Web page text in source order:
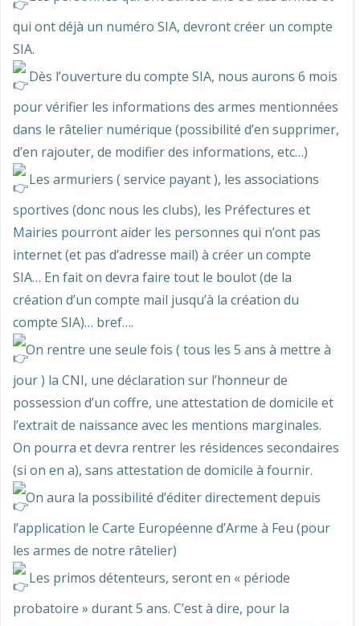
qui ont déjà un numéro SIA, devront créer un compte
SIA.
Dès l’ouverture du compte SIA, nous aurons 6 mois
pour vérifier les informations des armes mentionnées
dans le râtelier numérique (possibilité d’en supprimer,
d’en rajouter, de modifier des informations, etc…)
Les armuriers ( service payant ), les associations
sportives (donc nous les clubs), les Préfectures et
Mairies pourront aider les personnes qui n’ont pas
internet (et pas d’adresse mail) à créer un compte
SIA… En fait on devra faire tout le boulot (de la
création d’un compte mail jusqu’à la création du
compte SIA)… bref….
On rentre une seule fois ( tous les 5 ans à mettre à
jour ) la CNI, une déclaration sur l’honneur de
possession d’un coffre, une attestation de domicile et
l’extrait de naissance avec les mentions marginales.
On pourra et devra rentrer les résidences secondaires
(si on en a), sans attestation de domicile à fournir.
On aura la possibilité d’éditer directement depuis
l’application le Carte Européenne d’Arme à Feu (pour
les armes de notre râtelier)
Les primos détenteurs, seront en « période
probatoire » durant 5 ans. C’est à dire, pour la